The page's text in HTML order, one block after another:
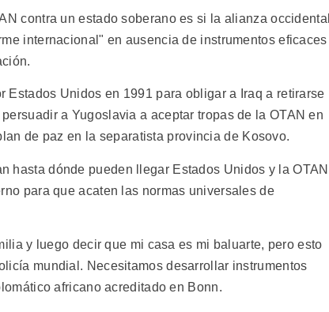
contra un estado soberano es si la alianza
internacional" en ausencia de instrumentos eficaces
Estados Unidos en 1991 para obligar a Iraq a retirarse
a Yugoslavia a aceptar tropas de la OTAN en
de paz en la separatista provincia de Kosovo.
hasta dónde pueden llegar Estados Unidos y la OTAN
para que acaten las normas universales de
y luego decir que mi casa es mi baluarte, pero esto
mundial. Necesitamos desarrollar instrumentos
africano acreditado en Bonn.